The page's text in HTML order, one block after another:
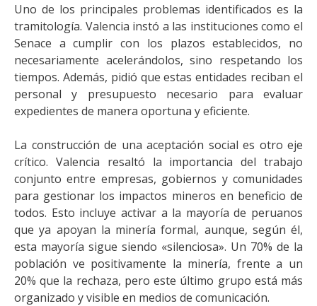
Uno de los principales problemas identificados es la
tramitología. Valencia instó a las instituciones como el
Senace a cumplir con los plazos establecidos, no
necesariamente acelerándolos, sino respetando los
tiempos. Además, pidió que estas entidades reciban el
personal y presupuesto necesario para evaluar
expedientes de manera oportuna y eficiente.
La construcción de una aceptación social es otro eje
crítico. Valencia resaltó la importancia del trabajo
conjunto entre empresas, gobiernos y comunidades
para gestionar los impactos mineros en beneficio de
todos. Esto incluye activar a la mayoría de peruanos
que ya apoyan la minería formal, aunque, según él,
esta mayoría sigue siendo «silenciosa». Un 70% de la
población ve positivamente la minería, frente a un
20% que la rechaza, pero este último grupo está más
organizado y visible en medios de comunicación.